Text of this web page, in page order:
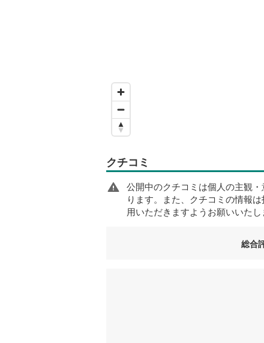
クチコミ
公開中のクチコミは個人の主観
ります。また、クチコミの情報
用いただきますようお願いいたし
総合